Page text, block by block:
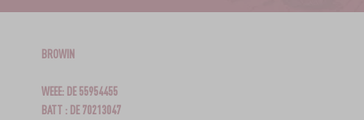
BROWIN
WEEE: DE 55954455
BATT : DE 70213047